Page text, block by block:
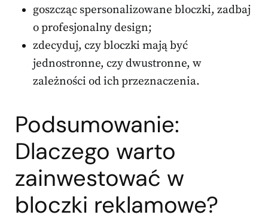
goszcząc spersonalizowane bloczki, zadbaj
o profesjonalny design;
zdecyduj, czy bloczki mają być
jednostronne, czy dwustronne, w
zależności od ich przeznaczenia.
Podsumowanie:
Dlaczego warto
zainwestować w
bloczki reklamowe?